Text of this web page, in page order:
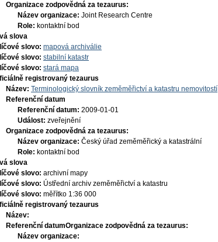
Organizace zodpovědná za tezaurus:
Název organizace: Joint Research Centre
Role: kontaktní bod
slova
slovo: mapová archiválie
slovo: stabilní katastr
slovo: stará mapa
registrovaný tezaurus
Název: Terminologický slovník zeměměřictví a katastru nemovitostí
Referenční datum
Referenční datum: 2009-01-01
Událost: zveřejnění
Organizace zodpovědná za tezaurus:
Název organizace: Český úřad zeměměřický a katastrální
Role: kontaktní bod
slova
slovo: archivní mapy
slovo: Ústřední archiv zeměměřictví a katastru
slovo: měřítko 1:36 000
registrovaný tezaurus
Název:
Referenční datumOrganizace zodpovědná za tezaurus:
Název organizace: